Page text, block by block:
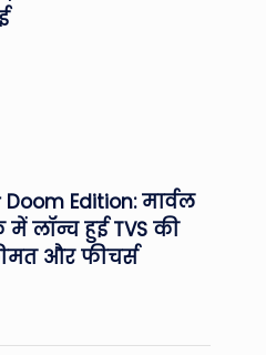
Doom Edition: मार्वल
हुई TVS की
और फीचर्स